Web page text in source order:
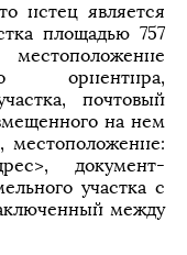
истец является
площадью 757
ориентира,
почтовый
на нем
документ-
участка с
между